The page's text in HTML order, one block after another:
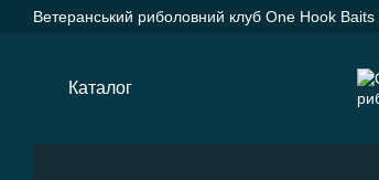
Перейти до основного контенту
Ветеранський риболовний клуб One Hook Baits
Каталог